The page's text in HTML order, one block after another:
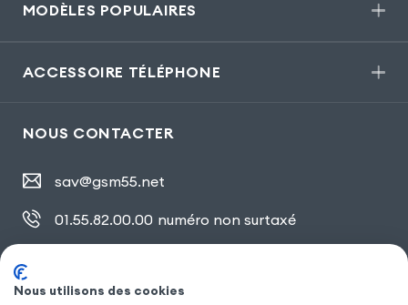
MODÈLES POPULAIRES
ACCESSOIRE TÉLÉPHONE
NOUS CONTACTER
sav@gsm55.net
01.55.82.00.00 numéro non surtaxé
Nous utilisons des cookies